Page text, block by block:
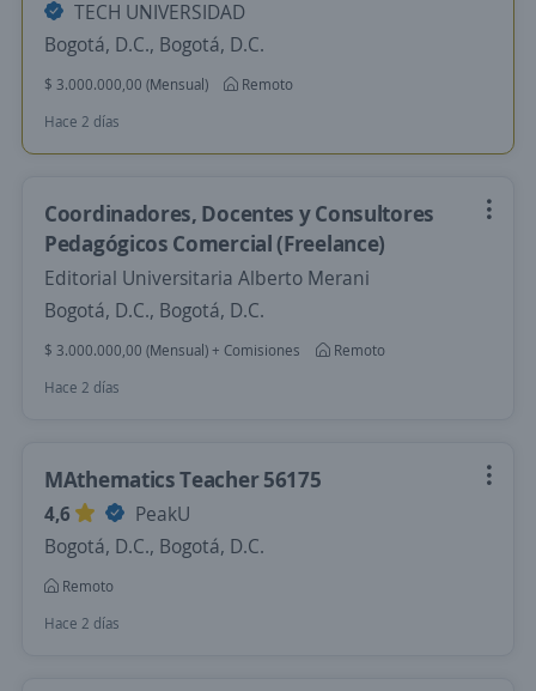
TECH UNIVERSIDAD
Bogotá, D.C., Bogotá, D.C.
$ 3.000.000,00 (Mensual)
Remoto
Hace 2 días
Coordinadores, Docentes y Consultores
Pedagógicos Comercial (Freelance)
Editorial Universitaria Alberto Merani
Bogotá, D.C., Bogotá, D.C.
$ 3.000.000,00 (Mensual) + Comisiones
Remoto
Hace 2 días
MAthematics Teacher 56175
4,6
PeakU
Bogotá, D.C., Bogotá, D.C.
Remoto
Hace 2 días